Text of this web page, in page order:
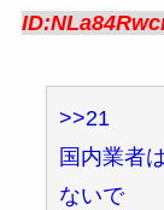
>>21
国内業者
ないで